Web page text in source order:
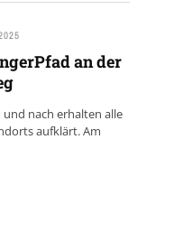
an der
nach erhalten alle
aufklärt. Am